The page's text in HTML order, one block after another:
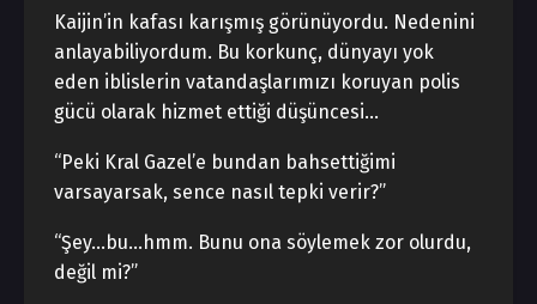
Kaijin’in kafası karışmış görünüyordu. Nedenini
anlayabiliyordum. Bu korkunç, dünyayı yok
eden iblislerin vatandaşlarımızı koruyan polis
gücü olarak hizmet ettiği düşüncesi…
“Peki Kral Gazel’e bundan bahsettiğimi
varsayarsak, sence nasıl tepki verir?”
“Şey…bu…hmm. Bunu ona söylemek zor olurdu,
değil mi?”